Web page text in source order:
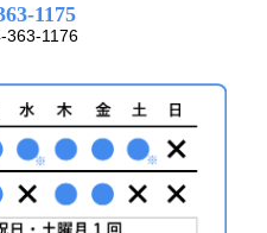
1175
363-1176